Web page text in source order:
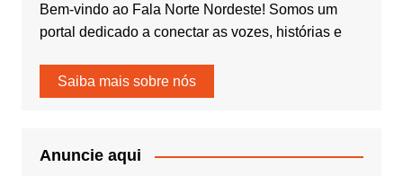
Bem-vindo ao Fala Norte Nordeste! Somos um
portal dedicado a conectar as vozes, histórias e
Saiba mais sobre nós
Anuncie aqui